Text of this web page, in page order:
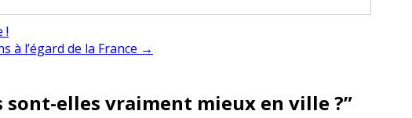
!
à l’égard de la France →
sont-elles vraiment mieux en ville ?”